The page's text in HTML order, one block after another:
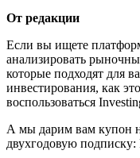
От редакции
Если вы ищете
анализировать
которые подходят для
инвестирования, как
воспользоваться
А мы дарим вам купон
двухгодовую